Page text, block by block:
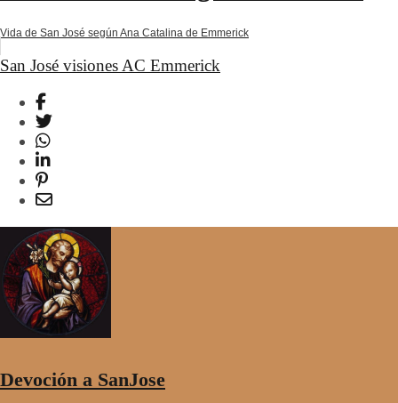
Vida de San José según Ana Catalina de Emmerick
San José visiones AC Emmerick
Devoción a SanJose